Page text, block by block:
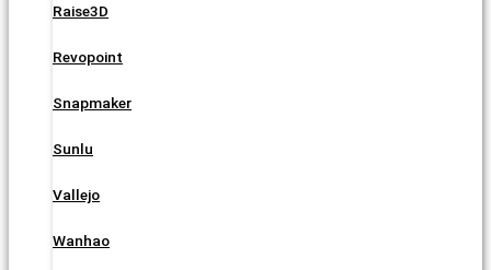
Raise3D
Revopoint
Snapmaker
Sunlu
Vallejo
Wanhao